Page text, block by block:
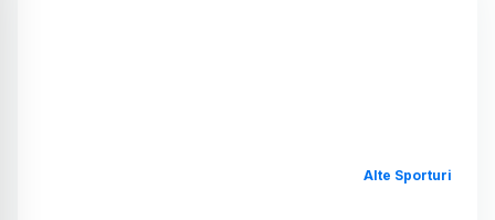
Alte Sporturi